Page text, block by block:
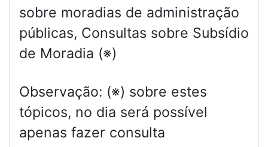
sobre moradias de administração
públicas, Consultas sobre Subsídio
de Moradia (※)
Observação: (※) sobre estes
tópicos, no dia será possível
apenas fazer consulta